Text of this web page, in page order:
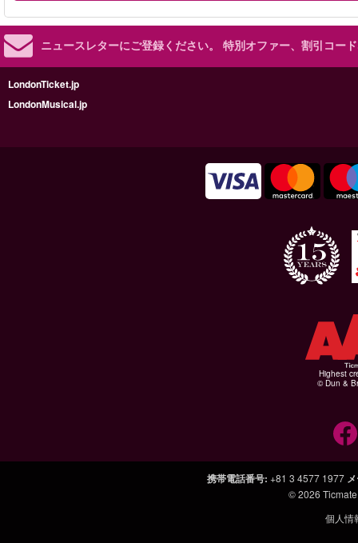
ニュースレターにご登録ください。 特別オファー、割引コー
LondonTicket.jp
LondonMusical.jp
Highest
© Dun &
携帯電話番号: +81 3 4577 1977
© 2026
個人情